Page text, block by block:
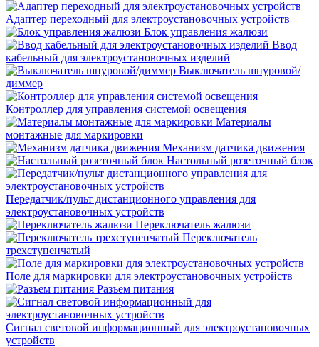
Адаптер переходный для электроустановочных устройств
Блок управления жалюзи
Ввод
кабельный для электроустановочных изделий
Выключатель шнуровой/
диммер
Контроллер для управления системой освещения
Материалы
монтажные для маркировки
Механизм датчика движения
Настольный розеточный блок
Передатчик/пульт дистанционного управления для
электроустановочных устройств
Переключатель жалюзи
Переключатель
трехступенчатый
Поле для маркировки для электроустановочных устройств
Разъем питания
Сигнал световой информационный для электроустановочных
устройств